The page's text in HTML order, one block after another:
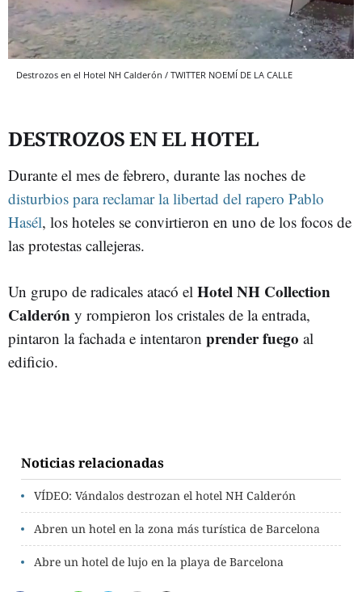
Destrozos en el Hotel NH Calderón / TWITTER NOEMÍ DE LA CALLE
DESTROZOS EN EL HOTEL
Durante el mes de febrero, durante las noches de
disturbios para reclamar la libertad del rapero Pablo
Hasél, los hoteles se convirtieron en uno de los focos de
las protestas callejeras.
Un grupo de radicales atacó el Hotel NH Collection
Calderón y rompieron los cristales de la entrada,
pintaron la fachada e intentaron prender fuego al
edificio.
Noticias relacionadas
VÍDEO: Vándalos destrozan el hotel NH Calderón
Abren un hotel en la zona más turística de Barcelona
Abre un hotel de lujo en la playa de Barcelona